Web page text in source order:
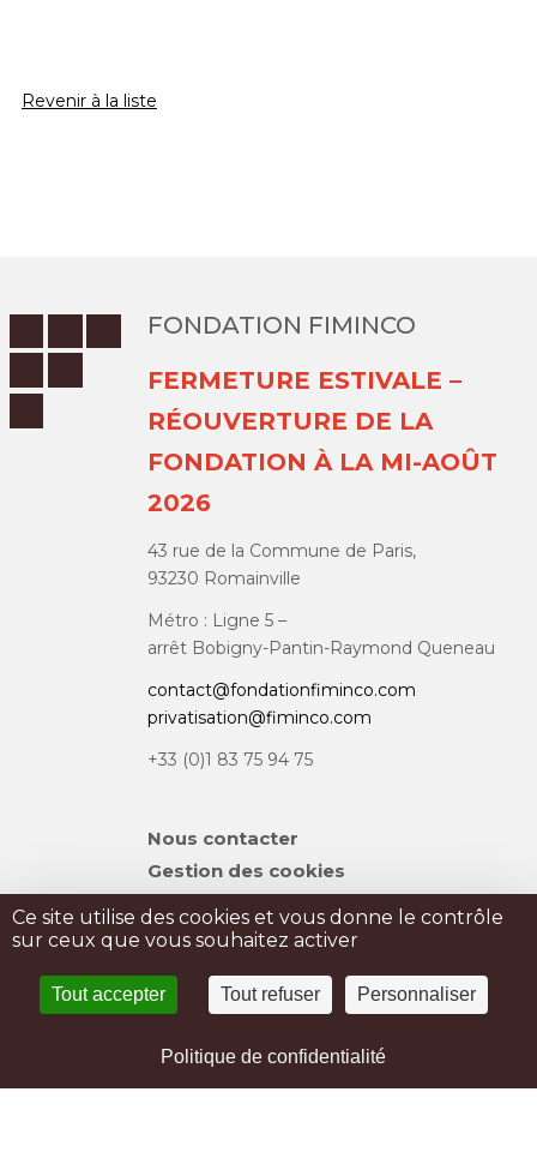
Revenir à la liste
FONDATION FIMINCO
FERMETURE ESTIVALE –
RÉOUVERTURE DE LA
FONDATION À LA MI-AOÛT
2026
43 rue de la Commune de Paris,
93230 Romainville
Métro : Ligne 5 –
arrêt Bobigny-Pantin-Raymond Queneau
contact@fondationfiminco.com
privatisation@fiminco.com
+33 (0)1 83 75 94 75
Aller
contenu
Nous contacter
Gestion des cookies
Plan du site
PRESSE
Mentions légales
Ce site utilise des cookies et vous donne le contrôle
sur ceux que vous souhaitez activer
Tout accepter Tout refuser Personnaliser
Politique de confidentialité